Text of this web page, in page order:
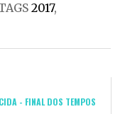
2017,
- FINAL DOS TEMPOS